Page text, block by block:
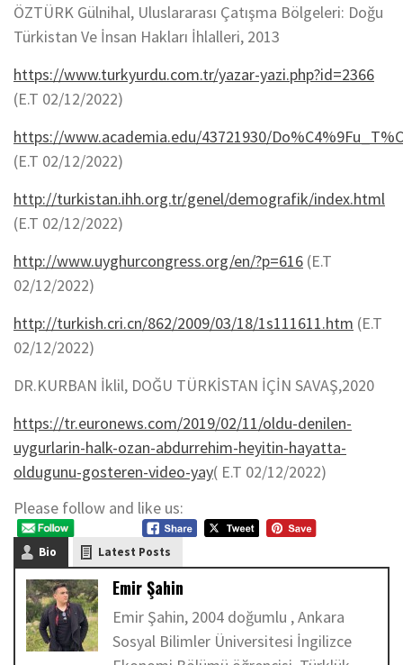
ÖZTÜRK Gülnihal, Uluslararası Çatışma Bölgeleri: Doğu
Türkistan Ve İnsan Hakları İhlalleri, 2013
https://www.turkyurdu.com.tr/yazar-yazi.php?id=2366
(E.T 02/12/2022)
https://www.academia.edu/43721930/
(E.T 02/12/2022)
http://turkistan.ihh.org.tr/genel/demografik/index.html
(E.T 02/12/2022)
http://www.uyghurcongress.org/en/?p=616 (E.T
02/12/2022)
http://turkish.cri.cn/862/2009/03/18/1s111611.htm (E.T
02/12/2022)
DR.KURBAN İklil, DOĞU TÜRKİSTAN İÇİN SAVAŞ,2020
https://tr.euronews.com/2019/02/11/oldu-denilen-
uygurlarin-halk-ozan-abdurrehim-heyitin-hayatta-
oldugunu-gosteren-video-yay( E.T 02/12/2022)
Please follow and like us:
Bio Latest Posts
Emir Şahin
Emir Şahin, 2004 doğumlu , Ankara
Sosyal Bilimler Üniversitesi İngilizce